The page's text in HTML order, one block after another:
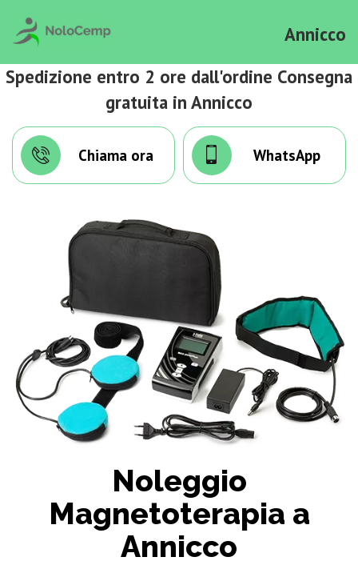
Annicco
Spedizione entro 2 ore dall'ordine Consegna
gratuita in Annicco
Chiama ora WhatsApp
Noleggio
Magnetoterapia a
Annicco